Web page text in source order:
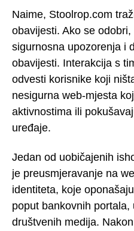
Naime, Stoolrop.com
obavijesti. Ako se
sigurnosna upozorenja i
obavijesti. Interakcija s
odvesti korisnike koji
nesigurna web-mjesta
aktivnostima ili
uređaje.
Jedan od uobičajenih
je preusmjeravanje na
identiteta, koje
poput bankovnih
društvenih medija.